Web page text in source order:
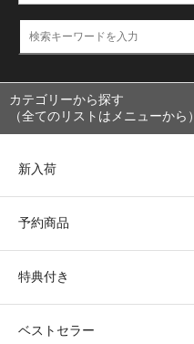
カテゴリーから探す
（全てのリストはメニューから）
新入荷
予約商品
特典付き
ベストセラー